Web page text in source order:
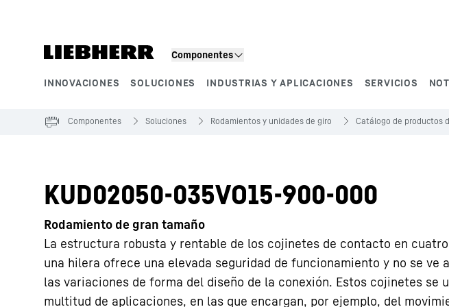
Componentes
INNOVACIONES SOLUCIONES INDUSTRIAS Y APLICACIONES SERVICIOS
Componentes Soluciones Rodamientos y unidades de giro Catálogo de productos
KUD02050-035VO15-900-000
Rodamiento de gran tamaño
La estructura robusta y rentable de los cojinetes de contacto en
una hilera ofrece una elevada seguridad de funcionamiento y no se ve
las variaciones de forma del diseño de la conexión. Estos cojinetes se
multitud de aplicaciones, en las que encargan, por ejemplo, del